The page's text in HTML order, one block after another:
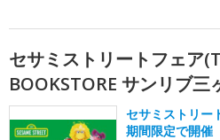
セサミストリートフェア
BOOKSTORE サンリブ三
セサミストリー
期間限定で開催